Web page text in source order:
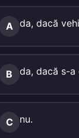
A da, dacă
B da, dacă s-a
C nu.